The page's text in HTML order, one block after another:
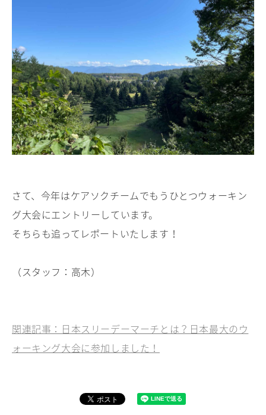
さて、今年はケアソクチームでもうひとつウォーキン
グ大会にエントリーしています。
そちらも追ってレポートいたします！
（スタッフ：高木）
関連記事：日本スリーデーマーチとは？日本最大のウ
ォーキング大会に参加しました！